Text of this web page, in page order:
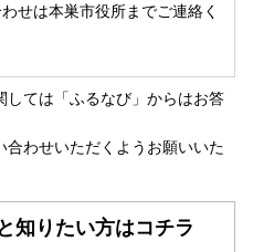
せは本巣市役所までご連絡く
ては「ふるなび」からはお答
わせいただくようお願いいた
知りたい方はコチラ